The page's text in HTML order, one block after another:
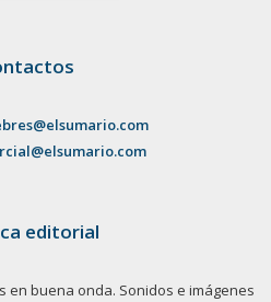
editorial
en buena onda. Sonidos e imágenes